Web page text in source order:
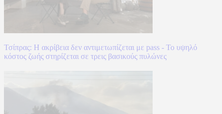
Τσίπρας: Η ακρίβεια δεν αντιμετωπίζεται με pass - Το υψηλό
κόστος ζωής στηρίζεται σε τρεις βασικούς πυλώνες